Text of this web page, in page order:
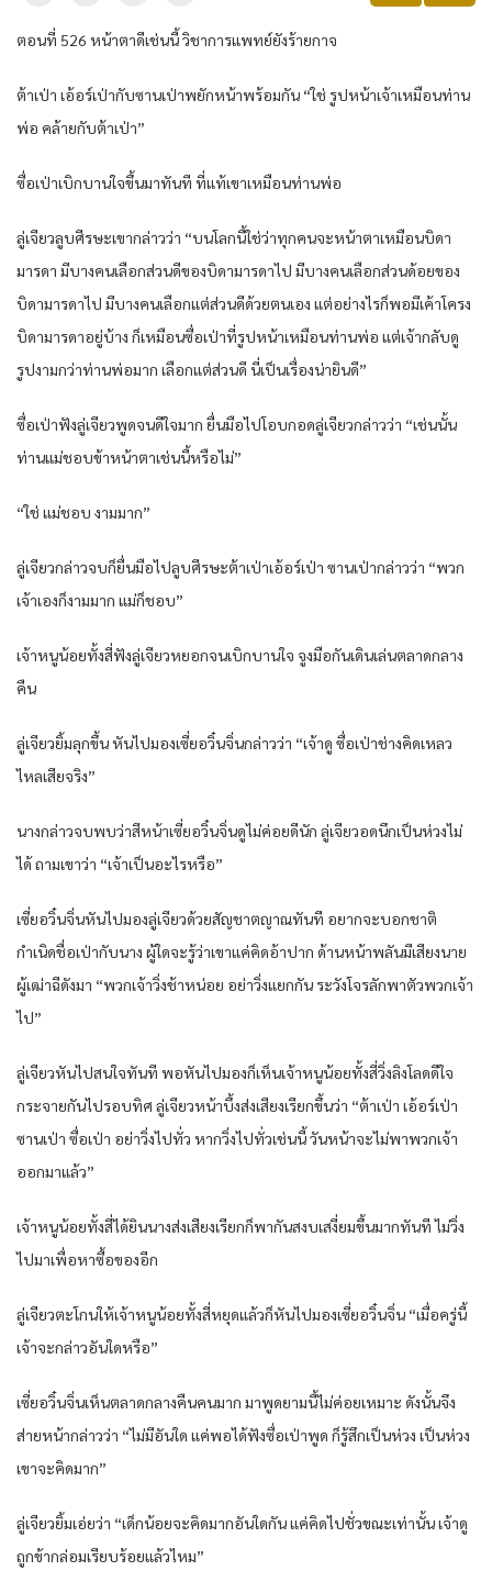
ตอนที่ 526 หน้าตาดีเช่นนี้ วิชาการแพทย์ยังร้ายกาจ
ต้าเป่า เอ้อร์เป่ากับซานเป่าพยักหน้าพร้อมกัน “ใช่ รูปหน้าเจ้าเหมือนท่าน
พ่อ คล้ายกับต้าเป่า”
ซื่อเป่าเบิกบานใจขึ้นมาทันที ที่แท้เขาเหมือนท่านพ่อ
ลู่เจียวลูบศีรษะเขากล่าวว่า “บนโลกนี้ใช่ว่าทุกคนจะหน้าตาเหมือนบิดา
มารดา มีบางคนเลือกส่วนดีของบิดามารดาไป มีบางคนเลือกส่วนด้อยของ
บิดามารดาไป มีบางคนเลือกแต่ส่วนดีด้วยตนเอง แต่อย่างไรก็พอมีเค้าโครง
บิดามารดาอยู่บ้าง ก็เหมือนซื่อเป่าที่รูปหน้าเหมือนท่านพ่อ แต่เจ้ากลับดู
รูปงามกว่าท่านพ่อมาก เลือกแต่ส่วนดี นี่เป็นเรื่องน่ายินดี”
ซื่อเป่าฟังลู่เจียวพูดจนดีใจมาก ยื่นมือไปโอบกอดลู่เจียวกล่าวว่า “เช่นนั้น
ท่านแม่ชอบข้าหน้าตาเช่นนี้หรือไม่”
“ใช่ แม่ชอบ งามมาก”
ลู่เจียวกล่าวจบก็ยื่นมือไปลูบศีรษะต้าเป่าเอ้อร์เป่า ซานเป่ากล่าวว่า “พวก
เจ้าเองก็งามมาก แม่ก็ชอบ”
เจ้าหนูน้อยทั้งสี่ฟังลู่เจียวหยอกจนเบิกบานใจ จูงมือกันเดินเล่นตลาดกลาง
คืน
ลู่เจียวยิ้มลุกขึ้น หันไปมองเซี่ยอวิ๋นจิ่นกล่าวว่า “เจ้าดู ซื่อเป่าช่างคิดเหลว
ไหลเสียจริง”
นางกล่าวจบพบว่าสีหน้าเซี่ยอวิ๋นจิ่นดูไม่ค่อยดีนัก ลู่เจียวอดนึกเป็นห่วงไม่
ได้ ถามเขาว่า “เจ้าเป็นอะไรหรือ”
เซี่ยอวิ๋นจิ่นหันไปมองลู่เจียวด้วยสัญชาตญาณทันที อยากจะบอกชาติ
กำเนิดชื่อเป่ากับนาง ผู้ใดจะรู้ว่าเขาแค่คิดอ้าปาก ด้านหน้าพลันมีเสียงนาย
ผู้เฒ่าฉีดังมา “พวกเจ้าวิ่งช้าหน่อย อย่าวิ่งแยกกัน ระวังโจรลักพาตัวพวกเจ้า
ไป”
ลู่เจียวหันไปสนใจทันที พอหันไปมองก็เห็นเจ้าหนูน้อยทั้งสี่วิ่งลิงโลดดีใจ
กระจายกันไปรอบทิศ ลู่เจียวหน้าบึ้งส่งเสียงเรียกขึ้นว่า “ต้าเป่า เอ้อร์เป่า
ซานเป่า ซื่อเป่า อย่าวิ่งไปทั่ว หากวิ่งไปทั่วเช่นนี้ วันหน้าจะไม่พาพวกเจ้า
ออกมาแล้ว”
เจ้าหนูน้อยทั้งสี่ได้ยินนางส่งเสียงเรียกก็พากันสงบเสงี่ยมขึ้นมากทันที ไม่วิ่ง
ไปมาเพื่อหาซื้อของอีก
ลู่เจียวตะโกนให้เจ้าหนูน้อยทั้งสี่หยุดแล้วก็หันไปมองเซี่ยอวิ๋นจิ่น “เมื่อครู่นี้
เจ้าจะกล่าวอันใดหรือ”
เซี่ยอวิ๋นจิ่นเห็นตลาดกลางคืนคนมาก มาพูดยามนี้ไม่ค่อยเหมาะ ดังนั้นจึง
ส่ายหน้ากล่าวว่า “ไม่มีอันใด แค่พอได้ฟังซื่อเป่าพูด ก็รู้สึกเป็นห่วง เป็นห่วง
เขาจะคิดมาก”
ลู่เจียวยิ้มเอ่ยว่า “เด็กน้อยจะคิดมากอันใดกัน แค่คิดไปชั่วขณะเท่านั้น เจ้าดู
ถูกข้ากล่อมเรียบร้อยแล้วไหม”